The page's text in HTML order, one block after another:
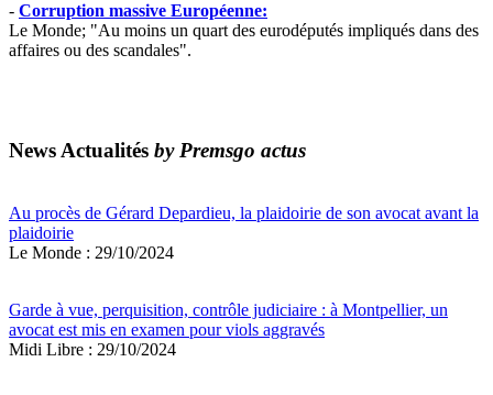
- Corruption massive Européenne:
Le Monde; "Au moins un quart des eurodéputés impliqués dans des
affaires ou des scandales".
News Actualités by Premsgo actus
Au procès de Gérard Depardieu, la plaidoirie de son avocat avant la
plaidoirie
Le Monde : 29/10/2024
Garde à vue, perquisition, contrôle judiciaire : à Montpellier, un
avocat est mis en examen pour viols aggravés
Midi Libre : 29/10/2024